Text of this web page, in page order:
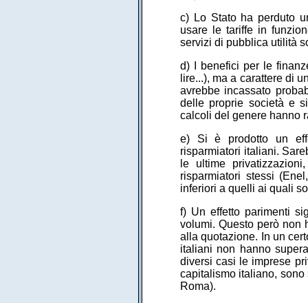
c) Lo Stato ha perduto
usare le tariffe in
servizi di pubblica utilità
d) I benefici per le
lire...), ma a carattere di
avrebbe incassato
delle proprie società e
calcoli del genere hanno
e) Si è prodotto un
risparmiatori italiani.
le ultime
risparmiatori stessi
inferiori a quelli ai quali
f) Un effetto parimenti
volumi. Questo però non
alla quotazione. In un
italiani non hanno
diversi casi le imprese
capitalismo italiano,
Roma).